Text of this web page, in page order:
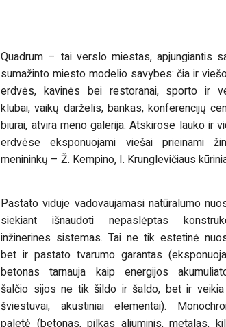
Quadrum – tai verslo miestas, apjungiantis
sumažinto miesto modelio savybes: čia ir
erdvės, kavinės bei restoranai, sporto ir
klubai, vaikų darželis, bankas, konferencijų
biurai, atvira meno galerija. Atskirose lauko ir
erdvėse eksponuojami viešai prieinami
menininkų – Ž. Kempino, I. Krunglevičiaus
Pastato viduje vadovaujamasi natūralumo
siekiant išnaudoti nepaslėptas
inžinerines sistemas. Tai ne tik estetinė
bet ir pastato tvarumo garantas
betonas tarnauja kaip energijos
šalčio sijos ne tik šildo ir šaldo, bet ir
šviestuvai, akustiniai elementai).
paletė (betonas, pilkas aliuminis, metalas,